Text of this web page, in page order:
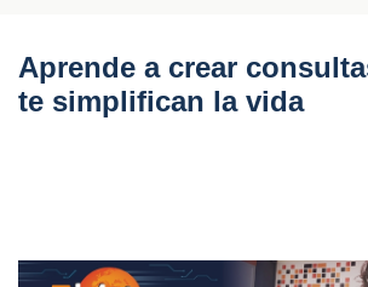
Aprende a crear
te simplifican la vida